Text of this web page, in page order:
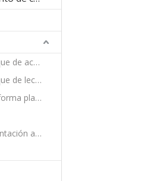
Semirremolque con tanque de aceite
Semirremolque con tanque de leche
Semirremolque de plataforma plana
Semirremolque de alimentación a granel